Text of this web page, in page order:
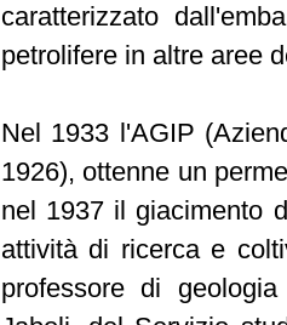
caratterizzato
petrolifere in altre aree
Nel 1933 l'AGIP
1926), ottenne un
nel 1937 il giacimento
attività di ricerca e
professore di